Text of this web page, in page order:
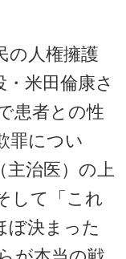
の人権擁護
米田倫康さ
患者との性
罪につい
主治医）の上
して「これ
ぼ決まった